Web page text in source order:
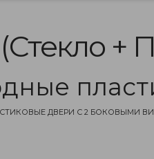
+
ДВЕРИ С 2 БОКОВЫМИ